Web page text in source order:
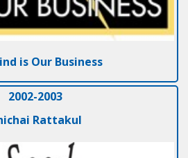
is Our Business
2002-2003
Rattakul